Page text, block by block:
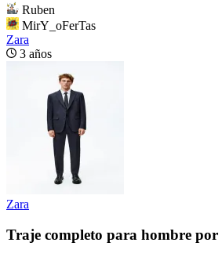
Ruben
MirY_oFerTas
Zara
3 años
Zara
Traje completo para hombre por